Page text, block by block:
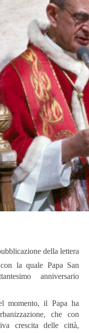
della lettera
la quale Papa San
anniversario
momento, il Papa ha
che con
crescita delle città,